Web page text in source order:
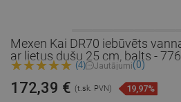
Mexen Kai DR70 iebūvēts
ar lietus dušu 25 cm, balts -
(4) Jautājumi(0)
172,39 € (t.sk. PVN) 19,97%